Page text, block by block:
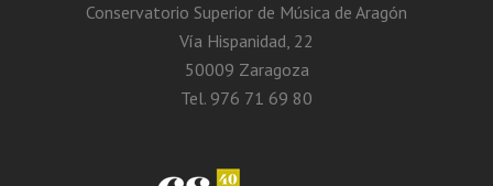
Conservatorio Superior de Música de Aragón
Vía Hispanidad, 22
50009 Zaragoza
Tel. 976 71 69 80